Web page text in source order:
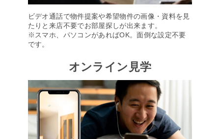
ビデオ通話で物件提案や希望物件の画像・資料を見
たりと来店不要でお部屋探しが出来ます。
※スマホ、パソコンがあればOK。面倒な設定不要
です。
オンライン見学